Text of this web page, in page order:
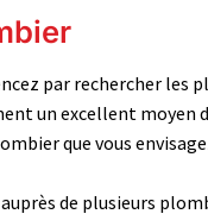
par rechercher les
un excellent moyen
que vous
de plusieurs